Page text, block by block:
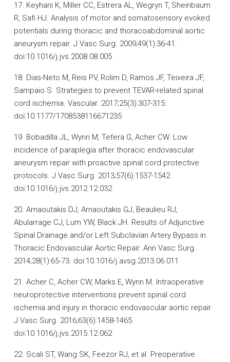
17. Keyhani K, Miller CC, Estrera AL, Wegryn T, Sheinbaum
R, Safi HJ. Analysis of motor and somatosensory evoked
potentials during thoracic and thoracoabdominal aortic
aneurysm repair. J Vasc Surg. 2009;49(1):36-41.
doi:10.1016/j.jvs.2008.08.005
18. Dias-Neto M, Reis PV, Rolim D, Ramos JF, Teixeira JF,
Sampaio S. Strategies to prevent TEVAR-related spinal
cord ischemia. Vascular. 2017;25(3):307-315.
doi:10.1177/1708538116671235
19. Bobadilla JL, Wynn M, Tefera G, Acher CW. Low
incidence of paraplegia after thoracic endovascular
aneurysm repair with proactive spinal cord protective
protocols. J Vasc Surg. 2013;57(6):1537-1542.
doi:10.1016/j.jvs.2012.12.032
20. Arnaoutakis DJ, Arnaoutakis GJ, Beaulieu RJ,
Abularrage CJ, Lum YW, Black JH. Results of Adjunctive
Spinal Drainage and/or Left Subclavian Artery Bypass in
Thoracic Endovascular Aortic Repair. Ann Vasc Surg.
2014;28(1):65-73. doi:10.1016/j.avsg.2013.06.011
21. Acher C, Acher CW, Marks E, Wynn M. Intraoperative
neuroprotective interventions prevent spinal cord
ischemia and injury in thoracic endovascular aortic repair.
J Vasc Surg. 2016;63(6):1458-1465.
doi:10.1016/j.jvs.2015.12.062
22. Scali ST, Wang SK, Feezor RJ, et al. Preoperative